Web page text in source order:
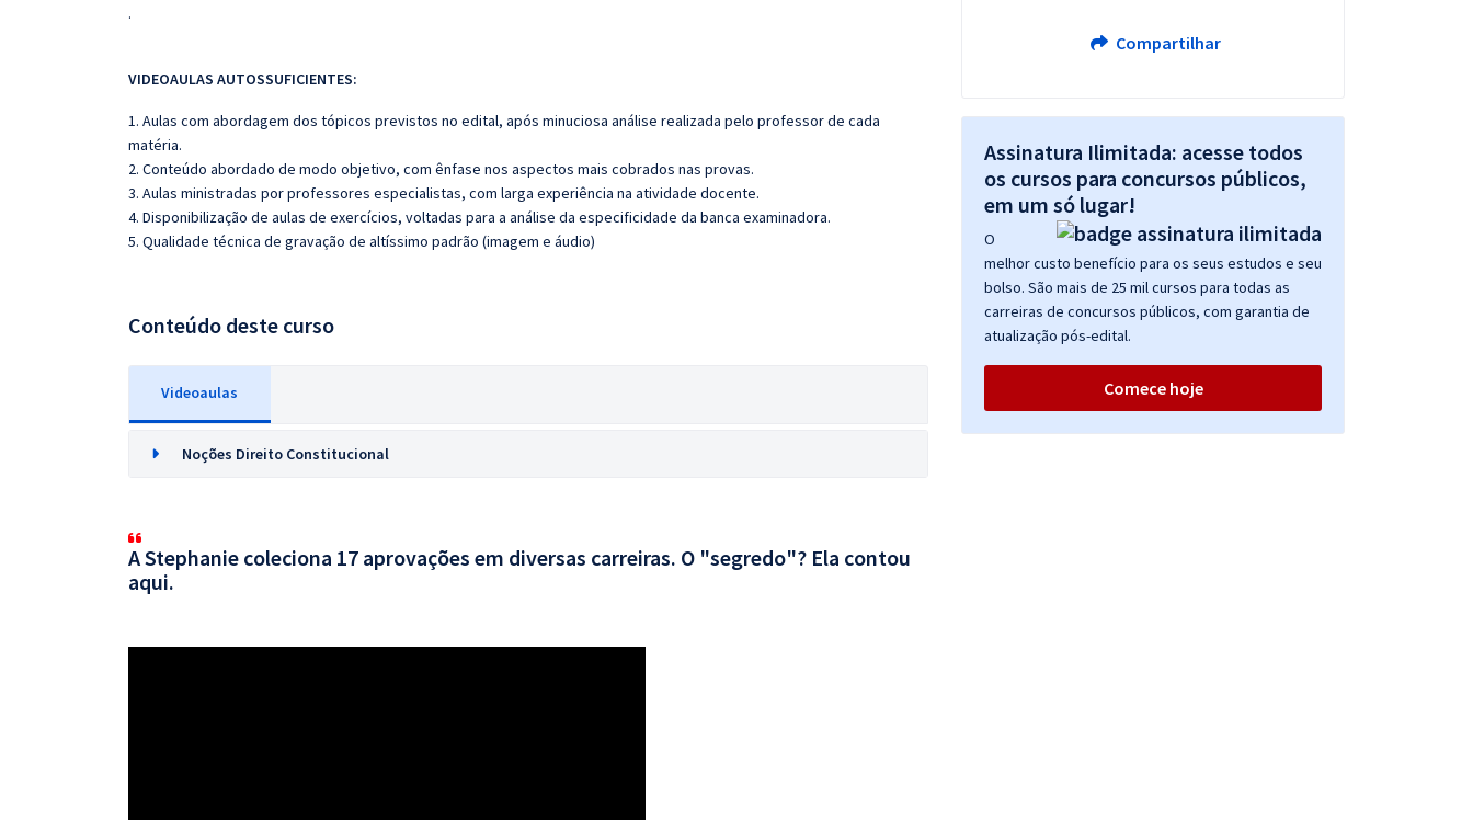
.
VIDEOAULAS AUTOSSUFICIENTES:
1. Aulas com abordagem dos tópicos previstos no edital, após minuciosa análise realizada pelo professor de cada
matéria.
2. Conteúdo abordado de modo objetivo, com ênfase nos aspectos mais cobrados nas provas.
3. Aulas ministradas por professores especialistas, com larga experiência na atividade docente.
4. Disponibilização de aulas de exercícios, voltadas para a análise da especificidade da banca examinadora.
5. Qualidade técnica de gravação de altíssimo padrão (imagem e áudio)
Conteúdo deste curso
Videoaulas
Noções Direito Constitucional
A Stephanie coleciona 17 aprovações em diversas carreiras. O "segredo"? Ela contou
aqui.
Compartilhar
Assinatura Ilimitada: acesse todos
os cursos para concursos públicos,
em um só lugar!
O
melhor custo benefício para os seus estudos e seu
bolso. São mais de 25 mil cursos para todas as
carreiras de concursos públicos, com garantia de
atualização pós-edital.
Comece hoje